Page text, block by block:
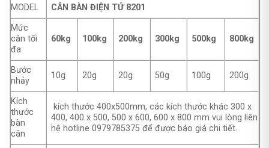
MODEL
CÂN BÀN ĐIỆN TỬ 8201
Mức
cân tối
đa
60kg 100kg 200kg 300kg 500kg 800kg
Bước
nhảy
10g 20g 20g 50g 100g 200g
Kích
thước
bàn
cân
kích thước 400x500mm, các kích thước khác 300 x
400, 400 x 500, 500 x 600, 600 x 800 mm vui lòng liên
hệ hotline 0979785375 để được báo giá chi tiết.